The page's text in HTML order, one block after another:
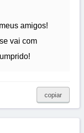
amigos!
vai com
copiar